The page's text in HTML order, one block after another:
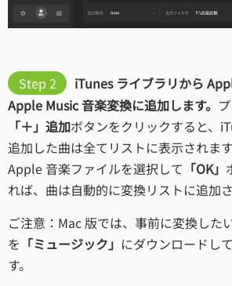
Step 2
iTunes ライブラリから
Apple Music 音楽変換に追加します。
「＋」追加ボタンをクリックすると、
追加した曲は全てリストに表示されま
Apple 音楽ファイルを選択して 「OK」
れば、曲は自動的に変換リストに追加さ
ご注意：Mac 版では、事前に変換した
を 「ミュージック」 にダウンロードし
す。